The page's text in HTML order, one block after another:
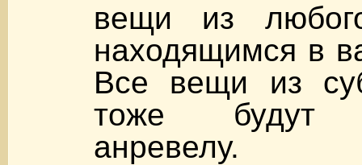
вещи из
находящимся в
Все вещи из
тоже будут
анревелу.